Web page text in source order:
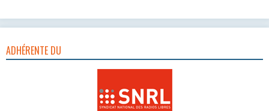
ADHÉRENTE DU